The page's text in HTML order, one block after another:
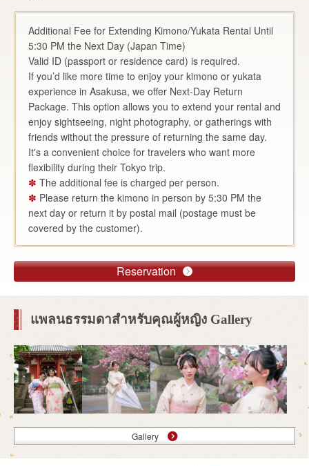
Additional Fee for Extending Kimono/Yukata Rental Until
5:30 PM the Next Day (Japan Time)
Valid ID (passport or residence card) is required.
If you’d like more time to enjoy your kimono or yukata
experience in Asakusa, we offer Next-Day Return
Package. This option allows you to extend your rental and
enjoy sightseeing, night photography, or gatherings with
friends without the pressure of returning the same day.
It's a convenient choice for travelers who want more
flexibility during their Tokyo trip.
✽ The additional fee is charged per person.
✽ Please return the kimono in person by 5:30 PM the
next day or return it by postal mail (postage must be
covered by the customer).
Reservation
แพลนธรรมดาสำหรับคุณผู้หญิง Gallery
Gallery